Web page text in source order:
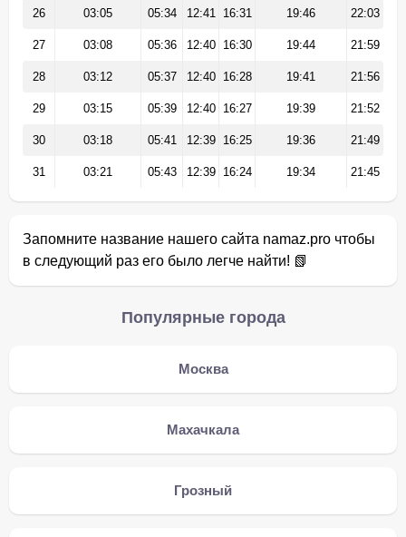
26 03:05 05:34 12:41 16:31 19:46 22:03
27 03:08 05:36 12:40 16:30 19:44 21:59
28 03:12 05:37 12:40 16:28 19:41 21:56
29 03:15 05:39 12:40 16:27 19:39 21:52
30 03:18 05:41 12:39 16:25 19:36 21:49
31 03:21 05:43 12:39 16:24 19:34 21:45
Запомните название нашего сайта namaz.pro чтобы
в следующий раз его было легче найти! 📗
Популярные города
Москва
Махачкала
Грозный